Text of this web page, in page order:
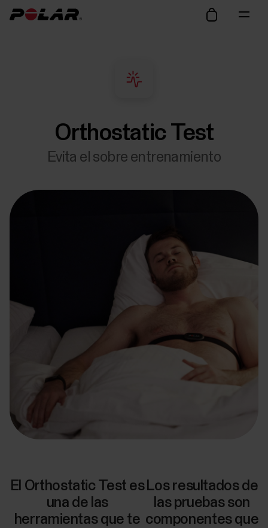
Orthostatic Test
Evita el sobre entrenamiento
El Orthostatic Test es
una de las
herramientas que te
Los resultados de
las pruebas son
componentes que